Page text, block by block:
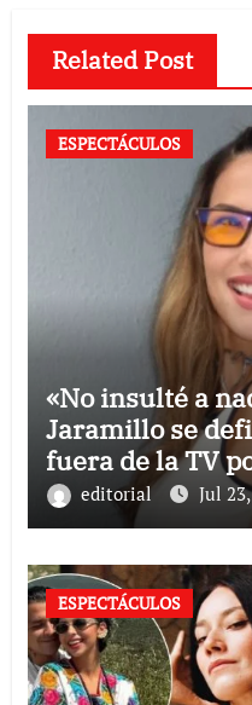
Related Post
ESPECTÁCULOS
«No insulté a
Jaramillo se
fuera de la TV
Selección
editorial Jul
ESPECTÁCULOS